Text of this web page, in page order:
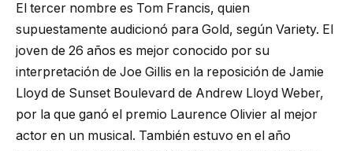
El tercer nombre es Tom Francis, quien
supuestamente audicionó para Gold, según Variety. El
joven de 26 años es mejor conocido por su
interpretación de Joe Gillis en la reposición de Jamie
Lloyd de Sunset Boulevard de Andrew Lloyd Weber,
por la que ganó el premio Laurence Olivier al mejor
actor en un musical. También estuvo en el año